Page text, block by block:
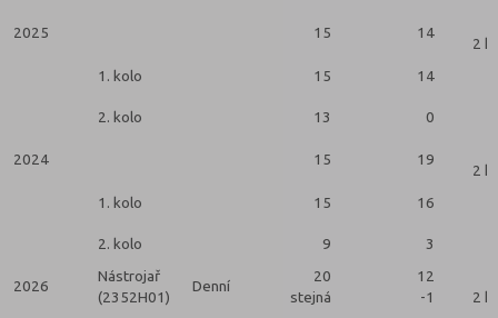
2025 15 14
2
1. kolo
15 14
2. kolo 13 0
2024 15 19
2
1. kolo
15 16
2. kolo 9 3
2026
Nástrojař
(2352H01)
Denní
20
stejná
12
-1
2